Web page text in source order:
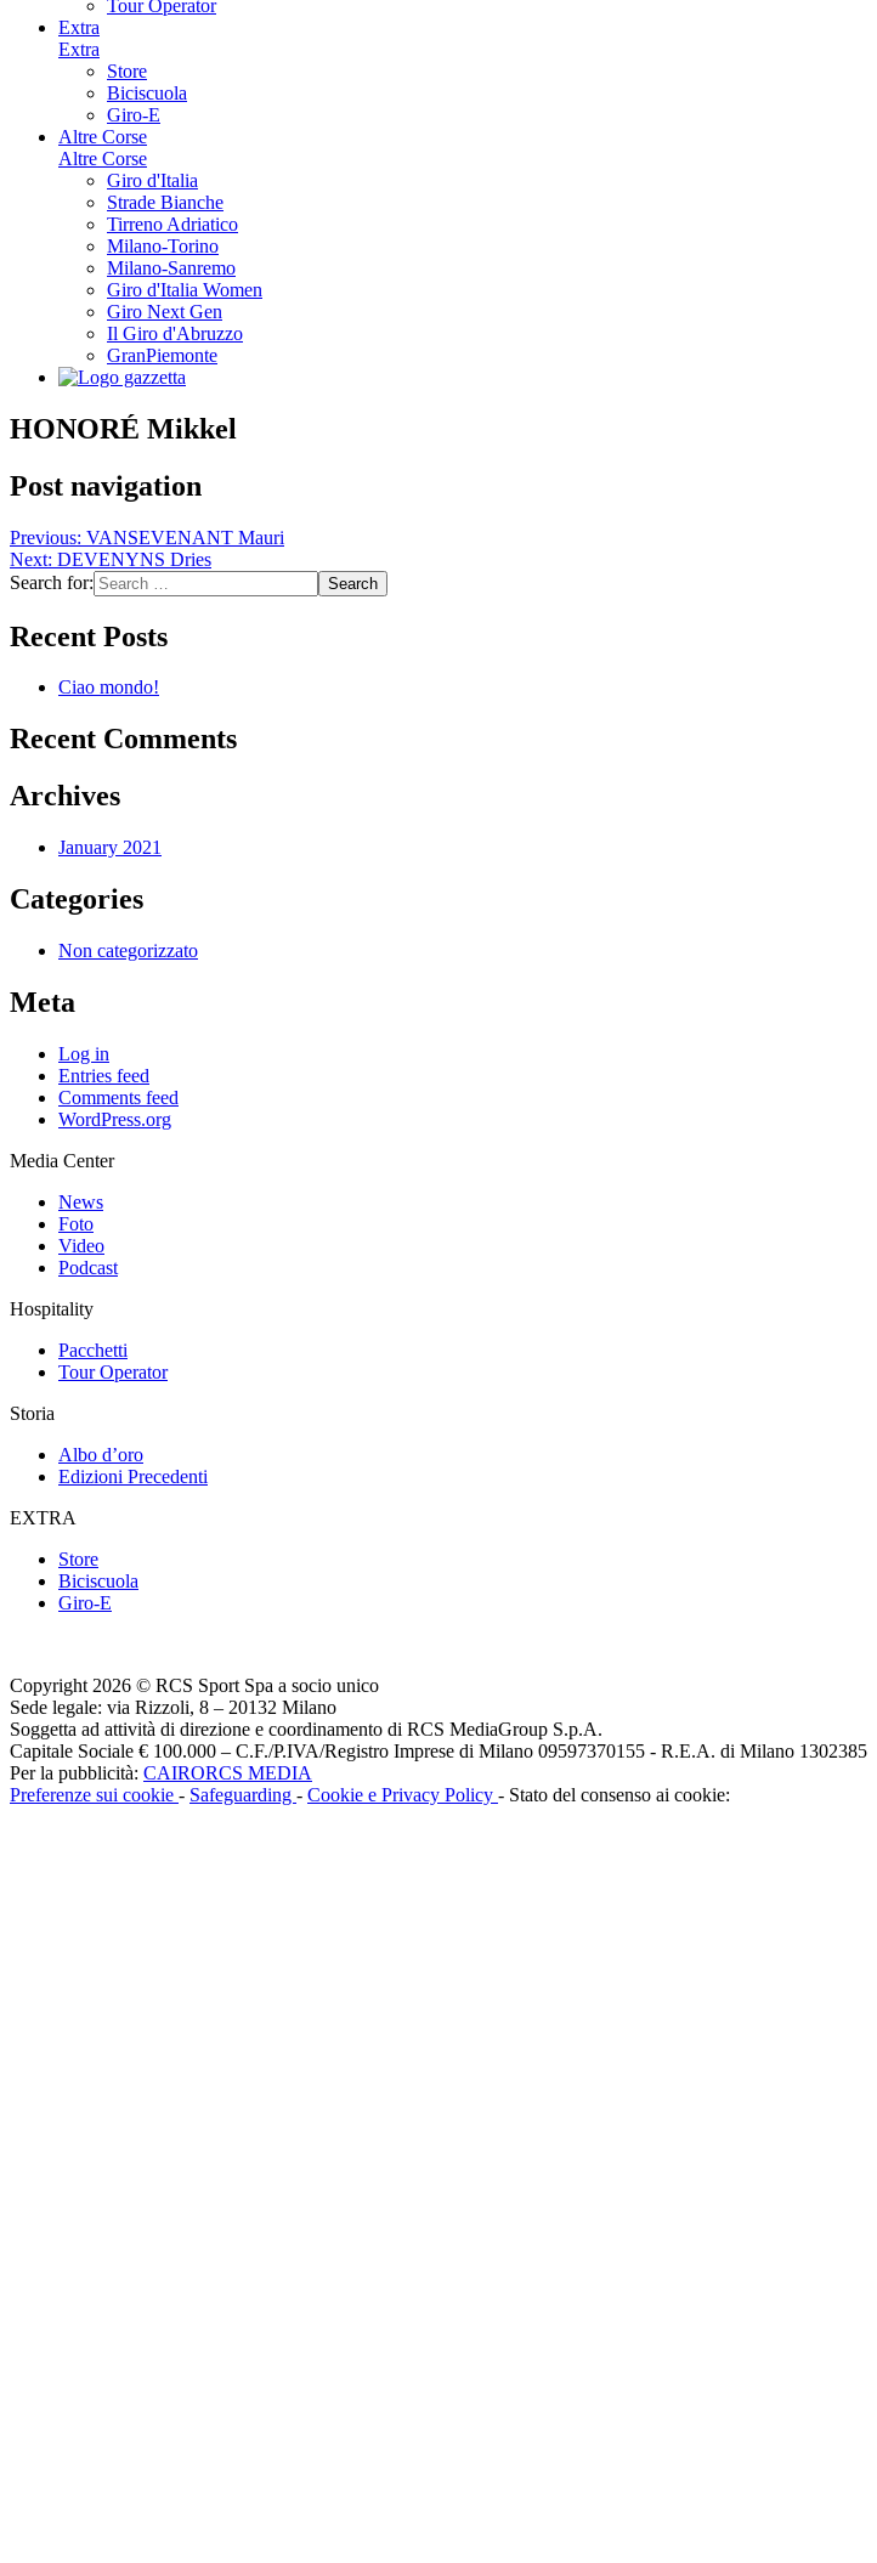
Tour Operator
Extra
Extra
Store
Biciscuola
Giro-E
Altre Corse
Altre Corse
Giro d'Italia
Strade Bianche
Tirreno Adriatico
Milano-Torino
Milano-Sanremo
Giro d'Italia Women
Giro Next Gen
Il Giro d'Abruzzo
GranPiemonte
HONORÉ Mikkel
Post navigation
Previous: VANSEVENANT Mauri
Next: DEVENYNS Dries
Search for:
Recent Posts
Ciao mondo!
Recent Comments
Archives
January 2021
Categories
Non categorizzato
Meta
Log in
Entries feed
Comments feed
WordPress.org
Media Center
News
Foto
Video
Podcast
Hospitality
Pacchetti
Tour Operator
Storia
Albo d’oro
Edizioni Precedenti
EXTRA
Store
Biciscuola
Giro-E
Copyright 2026 © RCS Sport Spa a socio unico
Sede legale: via Rizzoli, 8 – 20132 Milano
Soggetta ad attività di direzione e coordinamento di RCS MediaGroup S.p.A.
Capitale Sociale € 100.000 – C.F./P.IVA/Registro Imprese di Milano 09597370155 - R.E.A. di Milano 1302385
Per la pubblicità: CAIRORCS MEDIA
Preferenze sui cookie - Safeguarding - Cookie e Privacy Policy - Stato del consenso ai cookie: